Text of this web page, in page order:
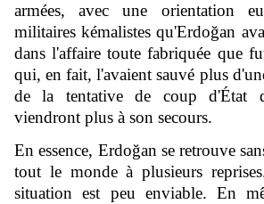
armées, avec une orientation
militaires kémalistes qu'Erdoğan
dans l'affaire toute fabriquée que
qui, en fait, l'avaient sauvé plus
de la tentative de coup
viendront plus à son secours.
En essence, Erdoğan se retrouve
tout le monde à plusieurs
situation est peu enviable. En